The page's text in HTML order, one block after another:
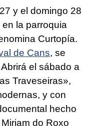
y el domingo 28
la parroquia
Curtopía.
de Cans, se
el sábado a
Traveseiras»,
y con
hecho
do Roxo